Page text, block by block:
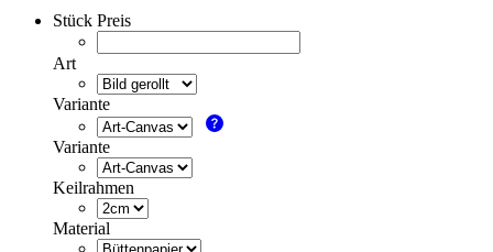
Stück Preis
Art
Variante
Variante
Keilrahmen
Material